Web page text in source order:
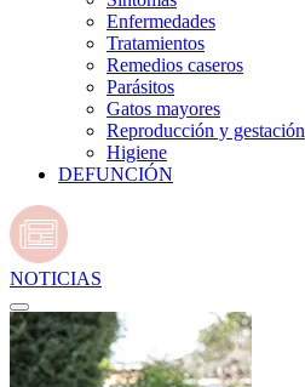
Enfermedades
Tratamientos
Remedios caseros
Parásitos
Gatos mayores
Reproducción y gestación
Higiene
DEFUNCIÓN
NOTICIAS